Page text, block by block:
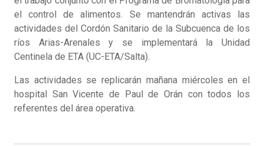
el control de alimentos. Se mantendrán activas las
actividades del Cordón Sanitario de la Subcuenca de los
ríos Arias-Arenales y se implementará la Unidad
Centinela de ETA (UC-ETA/Salta).
Las actividades se replicarán mañana miércoles en el
hospital San Vicente de Paul de Orán con todos los
referentes del área operativa.